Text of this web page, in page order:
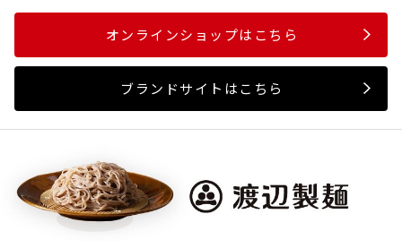
オンラインショップはこちら
ブランドサイトはこちら